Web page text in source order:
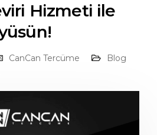
Hizmeti ile
CanCan Tercüme
Blog